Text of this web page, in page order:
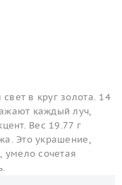
в круг золота. 14
каждый луч,
Вес 19.77 г
Это украшение,
умело сочетая